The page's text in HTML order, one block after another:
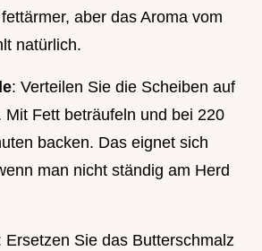
aber das Aroma vom
natürlich.
: Verteilen Sie die Scheiben auf
Mit Fett beträufeln und bei 220
backen. Das eignet sich
man nicht ständig am Herd
Ersetzen Sie das Butterschmalz